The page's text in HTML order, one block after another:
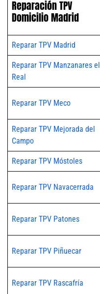
Reparación TPV
Domicilio Madrid
Reparar TPV Madrid
Reparar TPV Manzanares el
Real
Reparar TPV Meco
Reparar TPV Mejorada del
Campo
Reparar TPV Móstoles
Reparar TPV Navacerrada
Reparar TPV Patones
Reparar TPV Piñuecar
Reparar TPV Rascafría